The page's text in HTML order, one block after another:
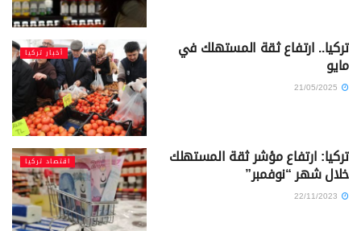
أخبار تركيا تركيا.. ارتفاع ثقة المستهلك في
مايو
اقتصاد تركيا تركيا: ارتفاع مؤشر ثقة المستهلك
خلال شهر “نوفمبر”